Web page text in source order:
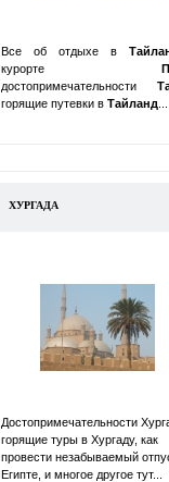
Все об отдыхе в
курорте
достопримечательности
горящие путевки в Тайланд
ХУРГАДА
Достопримечательности
горящие туры в Хургаду, как
провести незабываемый
Египте, и многое другое тут...